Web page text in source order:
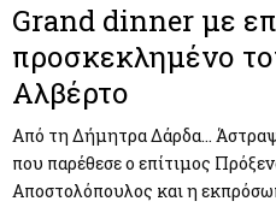
Grand dinner με
προσκεκλημένο
Αλβέρτο
Από τη Δήμητρα Δάρδα…
που παρέθεσε ο επίτιμος
Αποστολόπουλος και η